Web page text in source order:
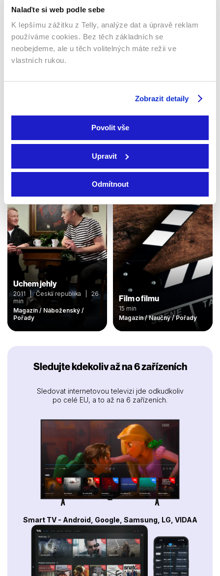
Nalaďte si web podle sebe
K lepšímu zážitku z Telly, analýze dat a úpravě reklam
používáme cookies. Bez těch základních se
neobejdeme, ale u těch volitelných máte režii ve
vlastních rukou.
Zobrazit detaily
Povolit vše
Upravit
Odmítnout
Magazín / Naučný / Pořady
Góly – body – sekundy
2026 | Slovensko | 10 min
Brožové
min
Magazín / Publicistický /
Pořady
Uchem jehly
2011 | Česká republika | 26
min
Magazín / Náboženský /
Pořady
Film o filmu
15 min
Magazín / Naučný / Pořady
Sledujte kdekoliv až na 6 zařízeních
Sledovat internetovou televizi jde odkudkoliv
po celé EU, a to až na 6 zařízeních.
Smart TV - Android, Google, Samsung, LG, VIDAA